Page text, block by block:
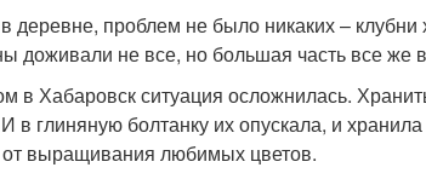
деревне, проблем не было никаких –
доживали не все, но большая часть все же
в Хабаровск ситуация осложнилась.
в глиняную болтанку их опускала, и
от выращивания любимых цветов.